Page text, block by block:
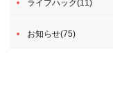
ライフハック(11)
お知らせ(75)